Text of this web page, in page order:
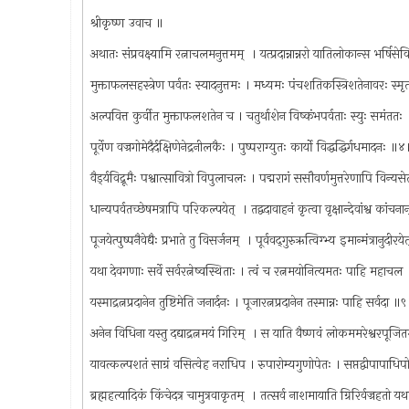
श्रीकृष्ण उवाच ॥
अथातः संप्रवक्ष्यामि रत्नाचलमनुत्तमम् ‍ । यत्प्रदान्नान्नरो यातिलोकान्स
मुक्ताफलसहस्त्रेण पर्वतः स्यादनुत्तमः । मध्यमः पंचशतिकस्त्रिशतेनावरः
अल्पवित्त कुर्वीत मुक्ताफलशतेन च । चतुर्थाशेन विष्कंभपर्वताः स्युः
पूर्वेण वज्रगोमेदैर्दक्षिणेनेद्रनीलकैः । पुष्पराग्युतः कार्यो विद्धद्धिर्गधमादनः
वैड्‌र्यविद्रूमैः पश्वात्सावित्रो विपुलाचलः । पद्मरागं ससौवर्णमुत्तरेणापि
धान्यपर्वतच्छेषमत्रापि परिकल्पयेत् ‍ । तद्वदावाहनं कृत्वा वृक्षान्देवांश्व
पूजयेत्पुष्पनैवेद्यैः प्रभाते तु विसर्जनम् ‍ । पूर्ववद्‌गुरुऋत्विग्भ्य
यथा देवगणाः सर्वे सर्वरत्नेष्वस्थिताः । त्वं च रत्नमयोनित्यमतः पाहि
यस्माद्रत्नप्रदानेन तुष्टिमेति जनार्दनः । पूजारत्नप्रदानेन तस्मान्नः पाहि सर्वदा
अनेन विधिना यस्तु दद्याद्रत्नमयं गिरिम् ‍ । स याति वैष्णवं
यावत्कल्पशतं साग्रं वसित्वेह नराधिप । रुपारोम्यगुणोपेतः ।
ब्रह्महत्यादिकं किंचेदत्र चामुत्रवाकृतम् ‍ । तत्सर्व नाशमायाति ग्रिरिर्वज्रहतो